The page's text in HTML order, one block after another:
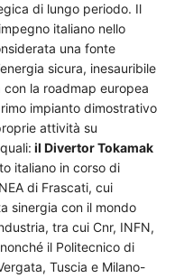
di lungo periodo. Il
italiano nello
una fonte
sicura, inesauribile
con la roadmap europea
impianto dimostrativo
attività su
il Divertor Tokamak
italiano in corso di
di Frascati, cui
sinergia con il mondo
tra cui Cnr, INFN,
il Politecnico di
Tuscia e Milano-